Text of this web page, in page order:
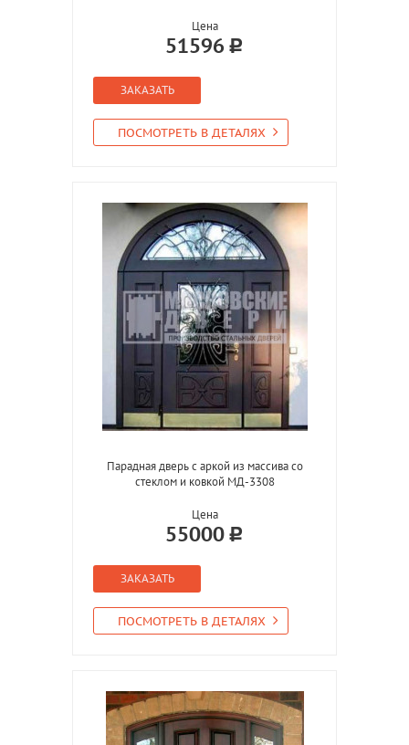
Цена
51596
ЗАКАЗАТЬ
ПОСМОТРЕТЬ В ДЕТАЛЯХ
Парадная дверь с аркой из массива со
стеклом и ковкой МД-3308
Цена
55000
ЗАКАЗАТЬ
ПОСМОТРЕТЬ В ДЕТАЛЯХ